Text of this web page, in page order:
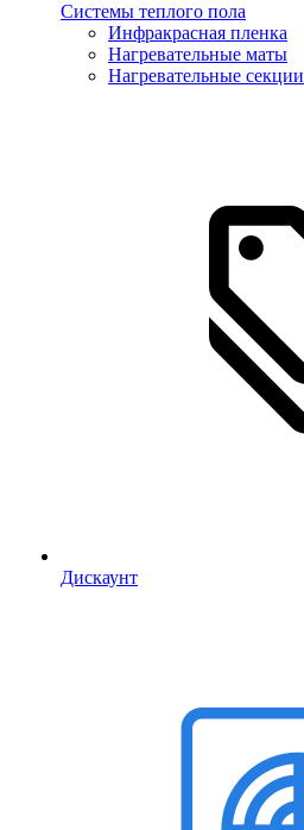
Системы теплого пола
Инфракрасная пленка
Нагревательные маты
Нагревательные секции
Дискаунт